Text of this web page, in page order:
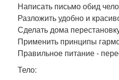
Написать письмо обид
Разложить удобно и
Сделать дома
Применить принципы
Правильное питание -
Тело: